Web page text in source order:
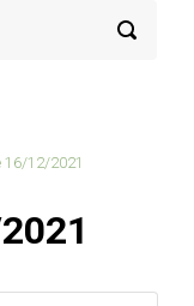
16/12/2021